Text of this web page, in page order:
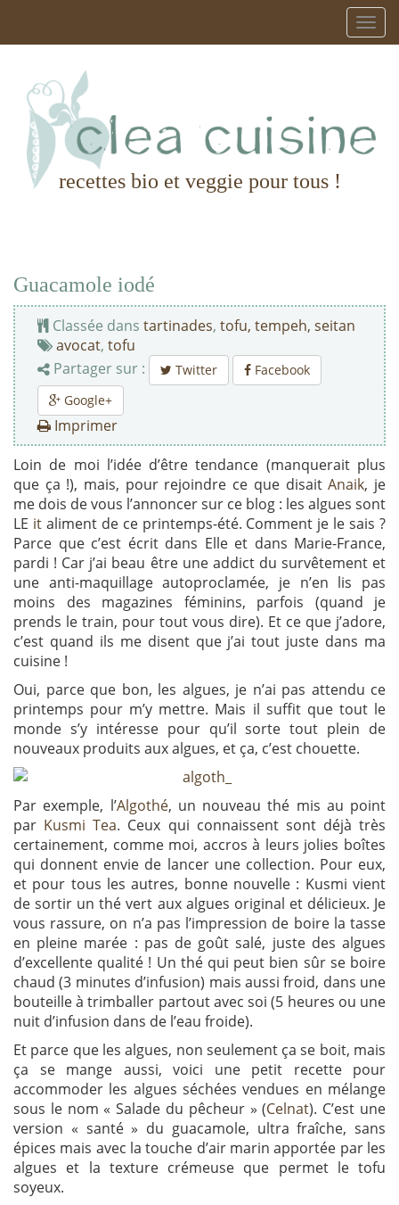
recettes bio et veggie pour tous !
Guacamole iodé
Classée dans tartinades, tofu, tempeh, seitan
avocat, tofu
Partager sur :
Twitter
Facebook
Google+
Imprimer
Loin de moi l’idée d’être tendance (manquerait plus
que ça !), mais, pour rejoindre ce que disaitAnaik, je
me dois de vous l’annoncer sur ce blog : les algues sont
LE italiment de ce printemps-été. Comment je le sais ?
Parce que c’est écrit dans Elle et dans Marie-France,
pardi ! Car j’ai beau être une addict du survêtement et
une anti-maquillage autoproclamée, je n’en lis pas
moins des magazines féminins, parfois (quand je
prends le train, pour tout vous dire). Et ce que j’adore,
c’est quand ils me disent que j’ai tout juste dans ma
cuisine !
Oui, parce que bon, les algues, je n’ai pas attendu ce
printemps pour m’y mettre. Mais il suffit que tout le
monde s’y intéresse pour qu’il sorte tout plein de
nouveaux produits aux algues, et ça, c’est chouette.
Par exemple, l’Algothé, un nouveau thé mis au point
par Kusmi Tea. Ceux qui connaissent sont déjà très
certainement, comme moi, accros à leurs jolies boîtes
qui donnent envie de lancer une collection. Pour eux,
et pour tous les autres, bonne nouvelle : Kusmi vient
de sortir un thé vert aux algues original et délicieux. Je
vous rassure, on n’a pas l’impression de boire la tasse
en pleine marée : pas de goût salé, juste des algues
d’excellente qualité ! Un thé qui peut bien sûr se boire
chaud (3 minutes d’infusion) mais aussi froid, dans une
bouteille à trimballer partout avec soi (5 heures ou une
nuit d’infusion dans de l’eau froide).
Et parce que les algues, non seulement ça se boit, mais
ça se mange aussi, voici une petit recette pour
accommoder les algues séchées vendues en mélange
sous le nom « Salade du pêcheur » (Celnat). C’est une
version « santé » du guacamole, ultra fraîche, sans
épices mais avec la touche d’air marin apportée par les
algues et la texture crémeuse que permet le tofu
soyeux.